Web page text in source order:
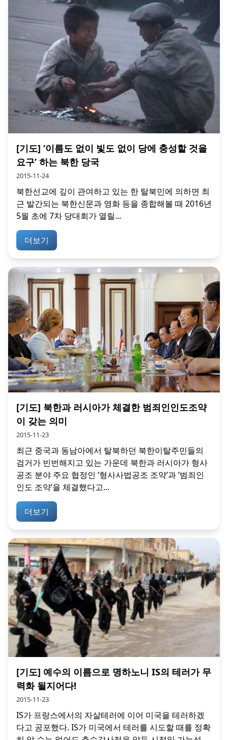
[기도] ‘이름도 없이 빛도 없이 당에 충성할 것을
요구’ 하는 북한 당국
2015-11-24
북한선교에 깊이 관여하고 있는 한 탈북민에 의하면 최
근 발간되는 북한신문과 영화 등을 종합해볼 때 2016년
5월 초에 7차 당대회가 열릴...
더보기
[기도] 북한과 러시아가 체결한 범죄인인도조약
이 갖는 의미
2015-11-23
최근 중국과 동남아에서 탈북하던 북한이탈주민들의
검거가 빈번해지고 있는 가운데 북한과 러시아가 형사
공조 분야 주요 협정인 ‘형사사법공조 조약’과 ‘범죄인
인도 조약’을 체결했다고...
더보기
[기도] 예수의 이름으로 명하노니 IS의 테러가 무
력화 될지어다!
2015-11-23
IS가 프랑스에서의 자살테러에 이어 미국을 테러하겠
다고 공포했다. IS가 미국에서 테러를 시도할 때를 정확